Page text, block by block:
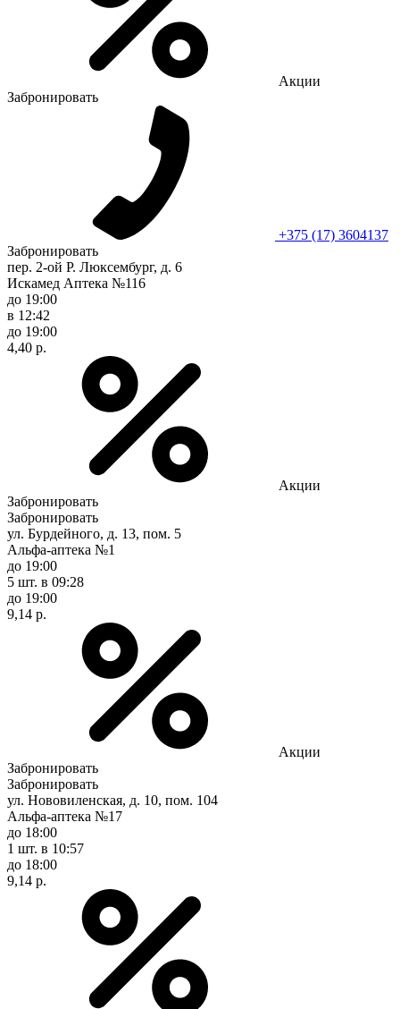
Акции
Забронировать
+375 (17) 3604137
Забронировать
пер. 2-ой Р. Люксембург, д. 6
Искамед Аптека №116
до 19:00
в 12:42
до 19:00
4,40 р.
Акции
Забронировать
Забронировать
ул. Бурдейного, д. 13, пом. 5
Альфа-аптека №1
до 19:00
5 шт. в 09:28
до 19:00
9,14 р.
Акции
Забронировать
Забронировать
ул. Нововиленская, д. 10, пом. 104
Альфа-аптека №17
до 18:00
1 шт. в 10:57
до 18:00
9,14 р.